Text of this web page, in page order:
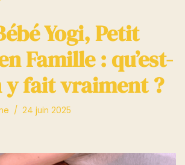
Yogi, Petit
Famille : qu’est-
y fait vraiment ?
24 juin 2025